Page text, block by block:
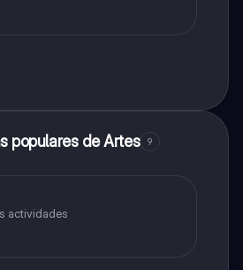
populares de Artes 9
actividades